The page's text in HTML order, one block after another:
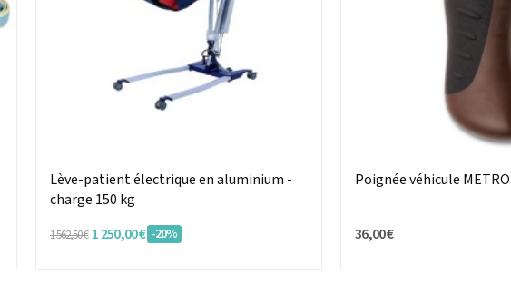
Lève-patient électrique en aluminium -
charge 150 kg
1 562,50 € 1 250,00 € -20%
Poignée véhicule METRO
36,00 €